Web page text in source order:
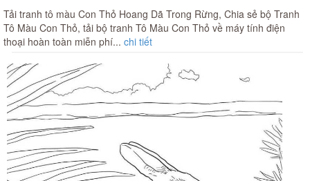
Tải tranh tô màu Con Thỏ Hoang Dã Trong Rừng, Chia sẻ bộ Tranh
Tô Màu Con Thỏ, tải bộ tranh Tô Màu Con Thỏ về máy tính điện
thoại hoàn toàn miễn phí... chi tiết